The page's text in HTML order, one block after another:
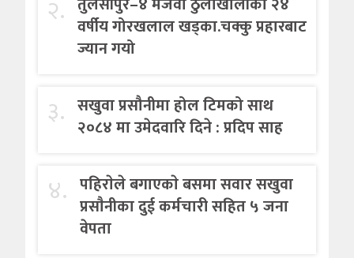
२. वर्षीय गोरखलाल खड्का.चक्कु प्रहारबाट
ज्यान गयो
३. सखुवा प्रसौनीमा होल टिमको साथ
२०८४ मा उमेदवारि दिने : प्रदिप साह
४. पहिराेले बगाएकाे बसमा सवार सखुवा
प्रसाैनीका दुई कर्मचारी सहित ५ जना
वेपता